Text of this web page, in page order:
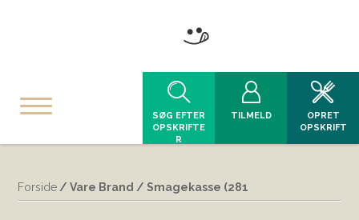
SØG EFTER
OPSKRIFTE
R
TILMELD
OPRET
OPSKRIFT
Forside / Vare Brand / Smagekasse (281